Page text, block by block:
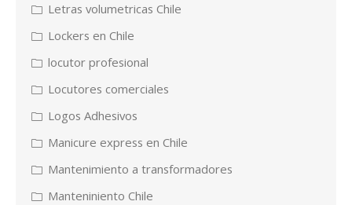
Letras volumetricas Chile
Lockers en Chile
locutor profesional
Locutores comerciales
Logos Adhesivos
Manicure express en Chile
Mantenimiento a transformadores
Manteniniento Chile